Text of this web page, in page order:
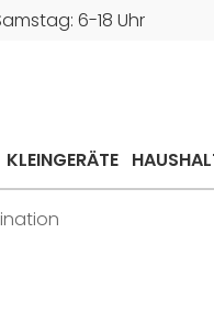
6-18 Uhr
KLEINGERÄTE